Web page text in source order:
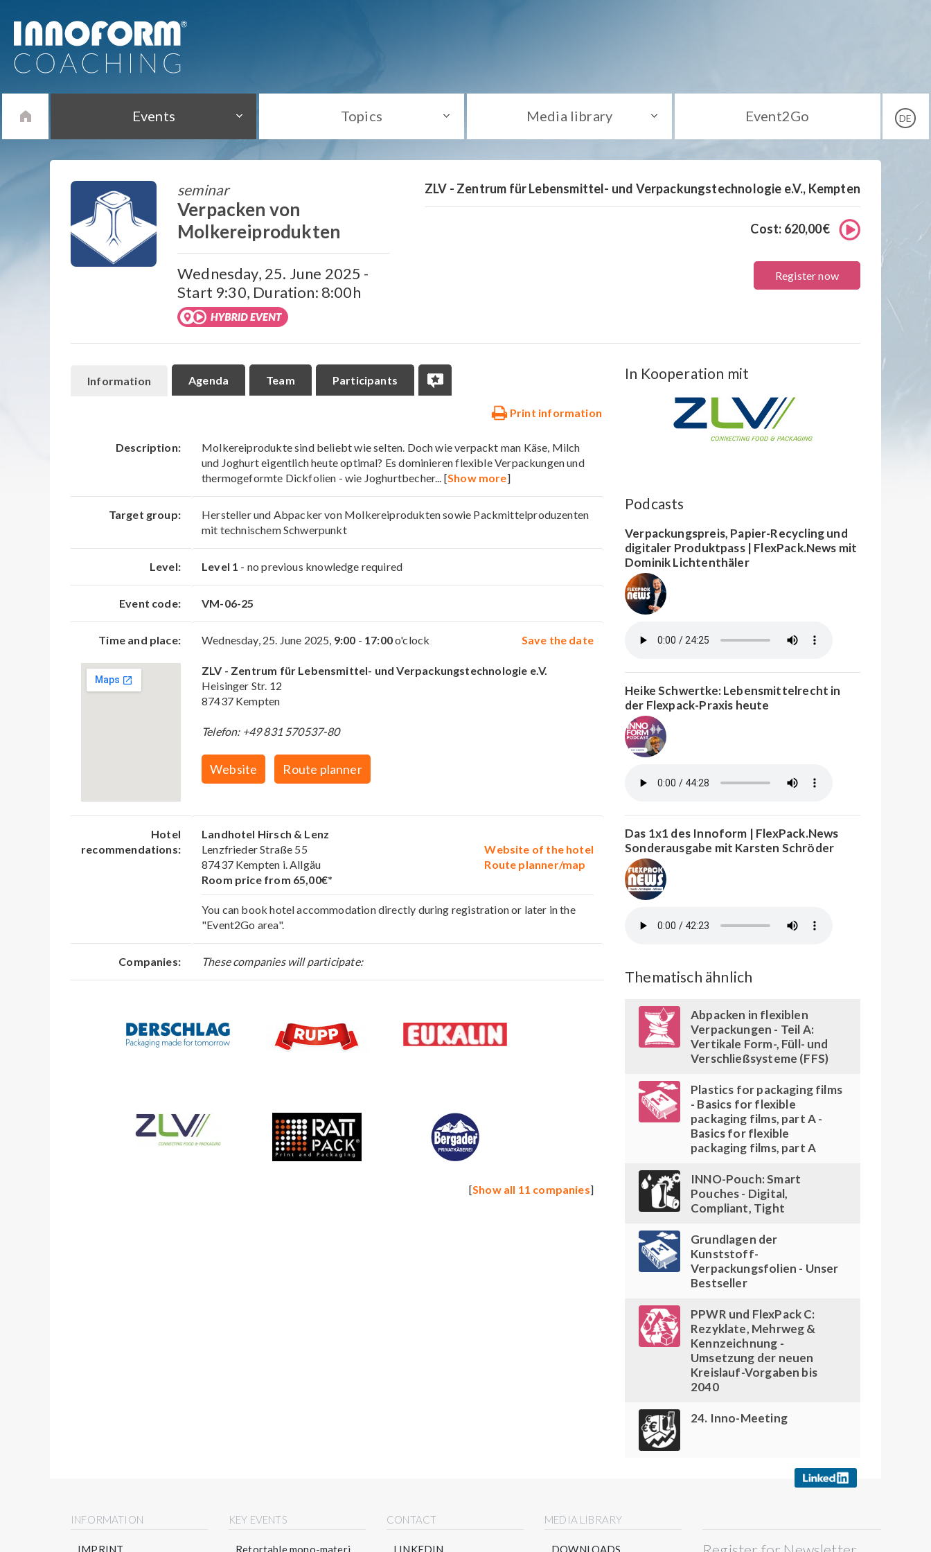
Events Topics Media library Event2Go DE
seminar
Verpacken von
Molkereiprodukten
Wednesday, 25. June 2025 -
Start 9:30, Duration: 8:00h
ZLV - Zentrum für Lebensmittel- und Verpackungstechnologie e.V., Kempten
Cost: 620,00€
Register now
Information Agenda Team Participants
Print information
Description:
Molkereiprodukte sind beliebt wie selten. Doch wie verpackt man Käse, Milch
und Joghurt eigentlich heute optimal? Es dominieren flexible Verpackungen und
thermogeformte Dickfolien - wie Joghurtbecher... [Show more]
Target group:
Hersteller und Abpacker von Molkereiprodukten sowie Packmittelproduzenten
mit technischem Schwerpunkt
Level: Level 1 - no previous knowledge required
Event code: VM-06-25
Time and place: Save the date
Wednesday, 25. June 2025, 9:00 - 17:00o'clock
ZLV - Zentrum für Lebensmittel- und Verpackungstechnologie e.V.
Heisinger Str. 12
87437 Kempten
Telefon: +49 831 570537-80
Website Route planner
Hotel
recommendations:
Landhotel Hirsch & Lenz
Website of the hotel
Route planner/map
Lenzfrieder Straße 55
87437 Kempten i. Allgäu
Room price from 65,00€*
You can book hotel accommodation directly during registration or later in the
"Event2Go area".
Companies: These companies will participate:
[Show all 11 companies]
In Kooperation mit
Podcasts
Verpackungspreis, Papier-Recycling und
digitaler Produktpass | FlexPack.News mit
Dominik Lichtenthäler
Heike Schwertke: Lebensmittelrecht in
der Flexpack-Praxis heute
Das 1x1 des Innoform | FlexPack.News
Sonderausgabe mit Karsten Schröder
Thematisch ähnlich
Abpacken in flexiblen
Verpackungen - Teil A:
Vertikale Form-, Füll- und
Verschließsysteme (FFS)
Plastics for packaging films
- Basics for flexible
packaging films, part A -
Basics for flexible
packaging films, part A
INNO-Pouch: Smart
Pouches - Digital,
Compliant, Tight
Grundlagen der
Kunststoff-
Verpackungsfolien - Unser
Bestseller
PPWR und FlexPack C:
Rezyklate, Mehrweg &
Kennzeichnung -
Umsetzung der neuen
Kreislauf-Vorgaben bis
2040
24. Inno-Meeting
INFORMATION
IMPRINT
KEY EVENTS
Retortable mono-materi...
CONTACT
LINKEDIN
MEDIA LIBRARY
DOWNLOADS